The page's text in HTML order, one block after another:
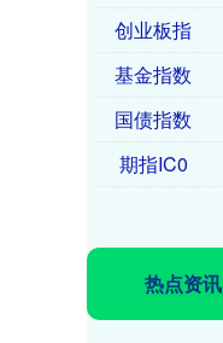
创业板指
基金指数
国债指数
期指IC0
热点资讯